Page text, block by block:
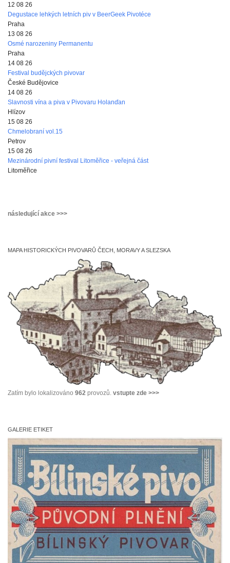
12 08 26
Degustace lehkých letních piv v BeerGeek Pivotéce
Praha
13 08 26
Osmé narozeniny Permanentu
Praha
14 08 26
Festival budějckých pivovar
České Budějovice
14 08 26
Slavnosti vína a piva v Pivovaru Holanďan
Hlízov
15 08 26
Chmelobraní vol.15
Petrov
15 08 26
Mezinárodní pivní festival Litoměřice - veřejná část
Litoměřice
následující akce >>>
MAPA HISTORICKÝCH PIVOVARŮ ČECH, MORAVY A SLEZSKA
Zatím bylo lokalizováno 962 provozů. vstupte zde >>>
GALERIE ETIKET